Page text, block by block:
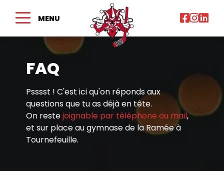
MENU
FAQ
Psssst ! C'est ici qu'on réponds aux
questions que tu as déjà en tête.
On restejoignable par téléphone ou mail,
et sur place au gymnase de la Ramée à
Tournefeuille.